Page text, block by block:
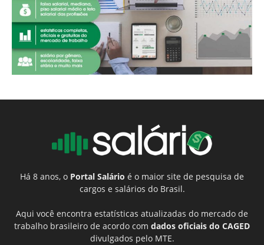
Há 8 anos, o Portal Salário é o maior site de pesquisa de
cargos e salários do Brasil.
Aqui você encontra estatísticas atualizadas do mercado de
trabalho brasileiro de acordo com dados oficiais do CAGED
divulgados pelo MTE.